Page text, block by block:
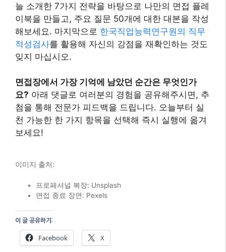
늘 소개한 7가지 전략을 바탕으로 나만의 면접 플레
이북을 만들고, 주요 질문 50개에 대한 대본을 작성
해보세요. 마지막으로 한국직업능력연구원의 직무
적성검사를 활용해 자신의 강점을 재확인하는 것도
잊지 마십시오.
면접장에서 가장 기억에 남았던 순간은 무엇인가
요? 아래 댓글로 여러분의 경험을 공유해주시면, 추
첨을 통해 전문가 피드백을 드립니다. 오늘부터 실
천 가능한 한 가지 항목을 선택해 즉시 실행에 옮겨
보세요!
이미지 출처:
프로페셔널 복장: Unsplash
면접 종료 장면: Pexels
이 글 공유하기:
Facebook X